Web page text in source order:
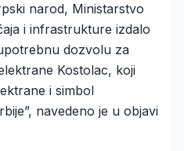
narod, Ministarstvo
i infrastrukture izdalo
dozvolu za
Kostolac, koji
i simbol
navedeno je u objavi